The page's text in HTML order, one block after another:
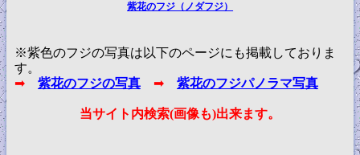
紫花のフジ（ノダフジ）
※紫色のフジの写真は以下のページにも掲載しておりま
す。
➡
紫花のフジの写真 ➡ 紫花のフジパノラマ写真
当サイト内検索(画像も)出来ます。